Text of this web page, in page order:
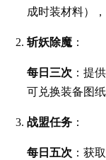
成时装材料）
斩妖除魔 ：
每日三次 ：提
可兑换装备图纸
战盟任务 ：
每日五次 ：获